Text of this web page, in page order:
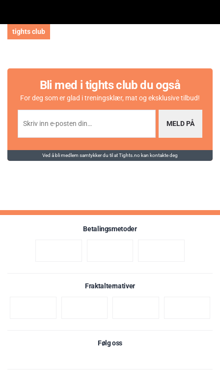
tights club
Bli med i tights club du også
For deg som er glad i treningsklær, mat og eksklusive tilbud!
MELD PÅ
Ved å bli medlem samtykker du til at Tights.no kan kontakte deg
Betalingsmetoder
Fraktalternativer
Følg oss